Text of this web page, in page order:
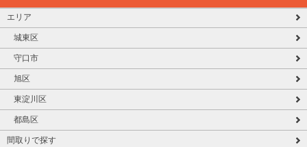
エリア
城東区
守口市
旭区
東淀川区
都島区
間取りで探す